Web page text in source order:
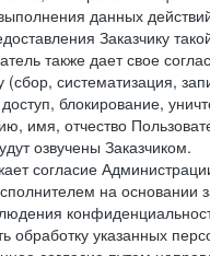
данных
Заказчику
также дает свое
(сбор, систематизация,
блокирование,
имя, отчество
озвучены Заказчиком.
согласие
на основании
обработку указанных